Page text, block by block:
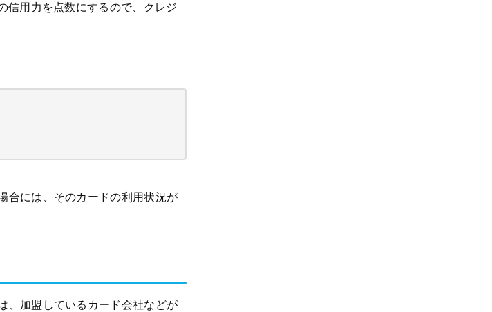
信用力を点数にするので、クレジ
合には、そのカードの利用状況が
、加盟しているカード会社などが